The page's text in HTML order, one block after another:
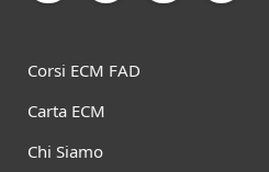
Corsi ECM FAD
Carta ECM
Chi Siamo